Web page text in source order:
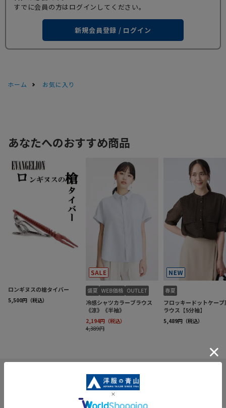
すでに会員の方はログインしてください。
新規会員登録 / ログイン
ホーム お気に入り
INFORMATION